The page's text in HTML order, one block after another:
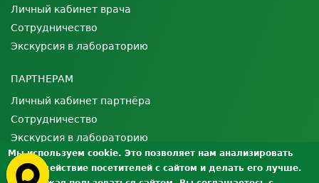
Личный кабинет врача
Сотрудничество
Экскурсия в лабораторию
ПАРТНЕРАМ
Личный кабинет партнёра
Сотрудничество
Экскурсия в лабораторию
О ЛАБОРАТОРИИ
Мы используем cookie. Это позволяет нам анализировать
взаимодействие посетителей с сайтом и делать его лучше.